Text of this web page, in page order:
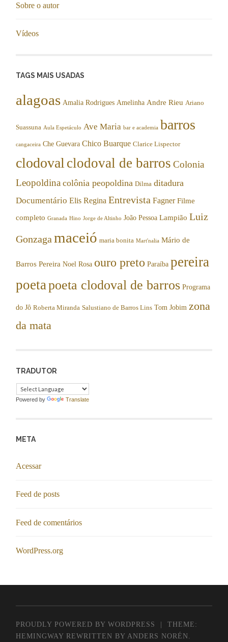
Sobre o autor
Vídeos
TAGS MAIS USADAS
alagoas Amalia Rodrigues Amelinha Andre Rieu Ariano
Suassuna Aula Espetáculo Ave Maria bar e academia barros
cangaceira Che Guevara Chico Buarque Clarice Lispector
clodovalclodoval de barros Colonia
Leopoldina colônia peopoldina Dilma ditadura
Documentário Elis Regina Entrevista Fagner Filme
completo Granada Hino Jorge de Altinho João Pessoa Lampião Luiz
Gonzaga maceió maria bonita Mart'nalia Mário de
Barros Pereira Noel Rosa ouro preto Paraíba pereira
poetapoeta clodoval de barros Programa
do Jô Roberta Miranda Salustiano de Barros Lins Tom Jobim zona
da mata
TRADUTOR
Powered by Translate
META
Acessar
Feed de posts
Feed de comentários
WordPress.org
PROUDLY POWERED BY WORDPRESS
THEME:
HEMINGWAY REWRITTEN BY ANDERS NORÉN